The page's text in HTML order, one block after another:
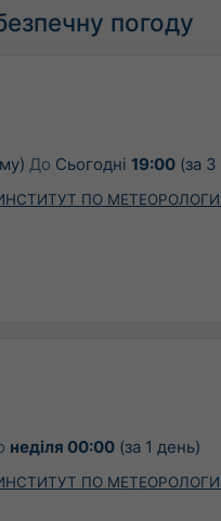
погоду
До Сьогодні 19:00(за 3
ПО
неділя 00:00(за 1 день)
ПО